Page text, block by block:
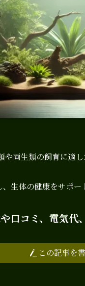
両生類の飼育に適し
生体の健康をサポー
口コミ、電気代
この記事を